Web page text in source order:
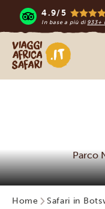
4.9/5
In base a più di 933+
Viaggi Africa Safari
Parco
Home Safari in